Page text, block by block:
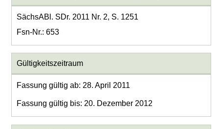
SächsABl. SDr. 2011 Nr. 2, S. 1251
Fsn-Nr.: 653
Gültigkeitszeitraum
Fassung gültig ab: 28. April 2011
Fassung gültig bis: 20. Dezember 2012